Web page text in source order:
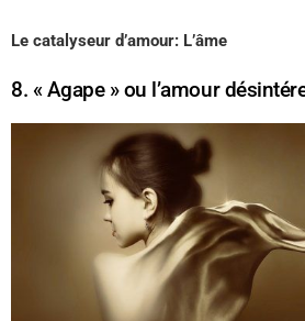
Le catalyseur d’amour: L’âme
8. « Agape » ou l’amour